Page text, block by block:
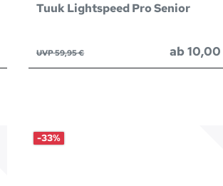
Tuuk Lightspeed Pro Senior
UVP 59,95 € ab
-33%